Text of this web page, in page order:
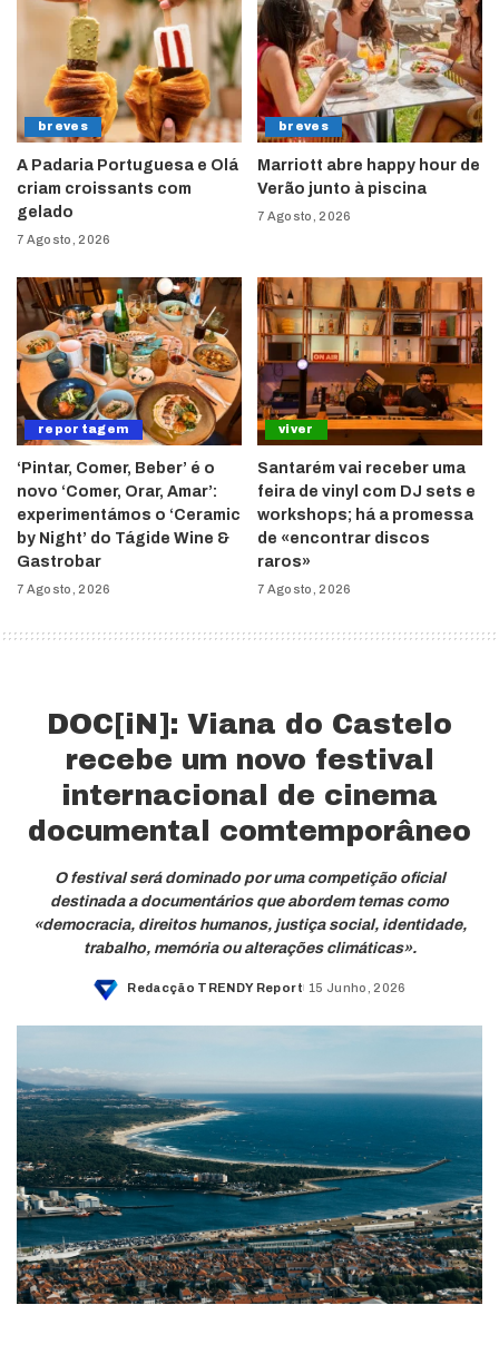
breves
A Padaria Portuguesa e Olá
criam croissants com
gelado
7 Agosto, 2026
breves
Marriott abre happy hour de
Verão junto à piscina
7 Agosto, 2026
reportagem
‘Pintar, Comer, Beber’ é o
novo ‘Comer, Orar, Amar’:
experimentámos o ‘Ceramic
by Night’ do Tágide Wine &
Gastrobar
7 Agosto, 2026
viver
Santarém vai receber uma
feira de vinyl com DJ sets e
workshops; há a promessa
de «encontrar discos
raros»
7 Agosto, 2026
DOC[iN]: Viana do Castelo
recebe um novo festival
internacional de cinema
documental comtemporâneo
O festival será dominado por uma competição oficial
destinada a documentários que abordem temas como
«democracia, direitos humanos, justiça social, identidade,
trabalho, memória ou alterações climáticas».
Posted
Redacção TRENDY Report 15 Junho, 2026